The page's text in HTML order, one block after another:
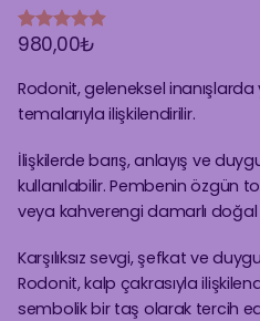
16
müşteri
dayanarak
5 üzerinden
4.88puan
980,00₺
Rodonit, geleneksel
temalarıyla ilişkilendirilir.
İlişkilerde barış, anlayış ve
kullanılabilir. Pembenin özgün
veya kahverengi damarlı
Karşılıksız sevgi, şefkat ve
Rodonit, kalp çakrasıyla
sembolik bir taş olarak tercih